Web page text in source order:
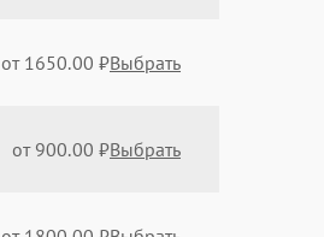
от 1650.00 ₽Выбрать
от 900.00 ₽Выбрать